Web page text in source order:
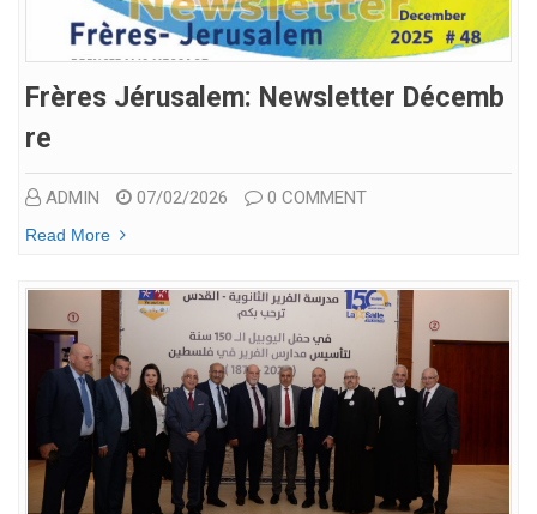
Frères Jérusalem: Newsletter Décemb
Re
ADMIN 07/02/2026 0 COMMENT
Read More